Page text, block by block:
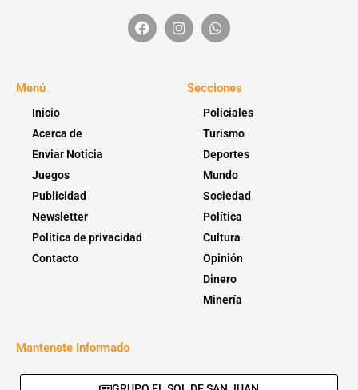
Menú
Inicio
Acerca de
Enviar Noticia
Juegos
Publicidad
Newsletter
Política de privacidad
Contacto
Secciones
Policiales
Turismo
Deportes
Mundo
Sociedad
Política
Cultura
Opinión
Dinero
Minería
Mantenete Informado